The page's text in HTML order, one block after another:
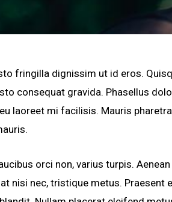
fringilla dignissim ut id eros.
consequat gravida. Phasellus
laoreet mi facilisis. Mauris
orci non, varius turpis.
nisi nec, tristique metus.